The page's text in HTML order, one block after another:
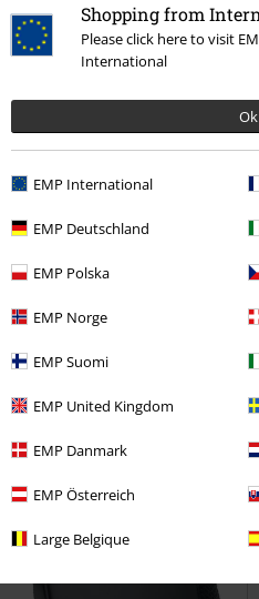
Shopping from
Please click here to visit
International
Ok
EMP International
EMP Deutschland
EMP Polska
EMP Norge
EMP Suomi
EMP United Kingdom
EMP Danmark
EMP Österreich
Large Belgique
%
110:-
Urban Classics
Bälte